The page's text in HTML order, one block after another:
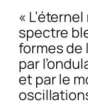
«
spectre
formes de
par
et par le